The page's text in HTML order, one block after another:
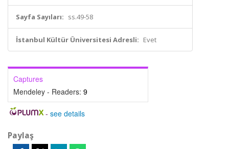
Sayfa Sayıları: ss.49-58
İstanbul Kültür Üniversitesi Adresli: Evet
Captures
Mendeley - Readers: 9
- see details
Paylaş